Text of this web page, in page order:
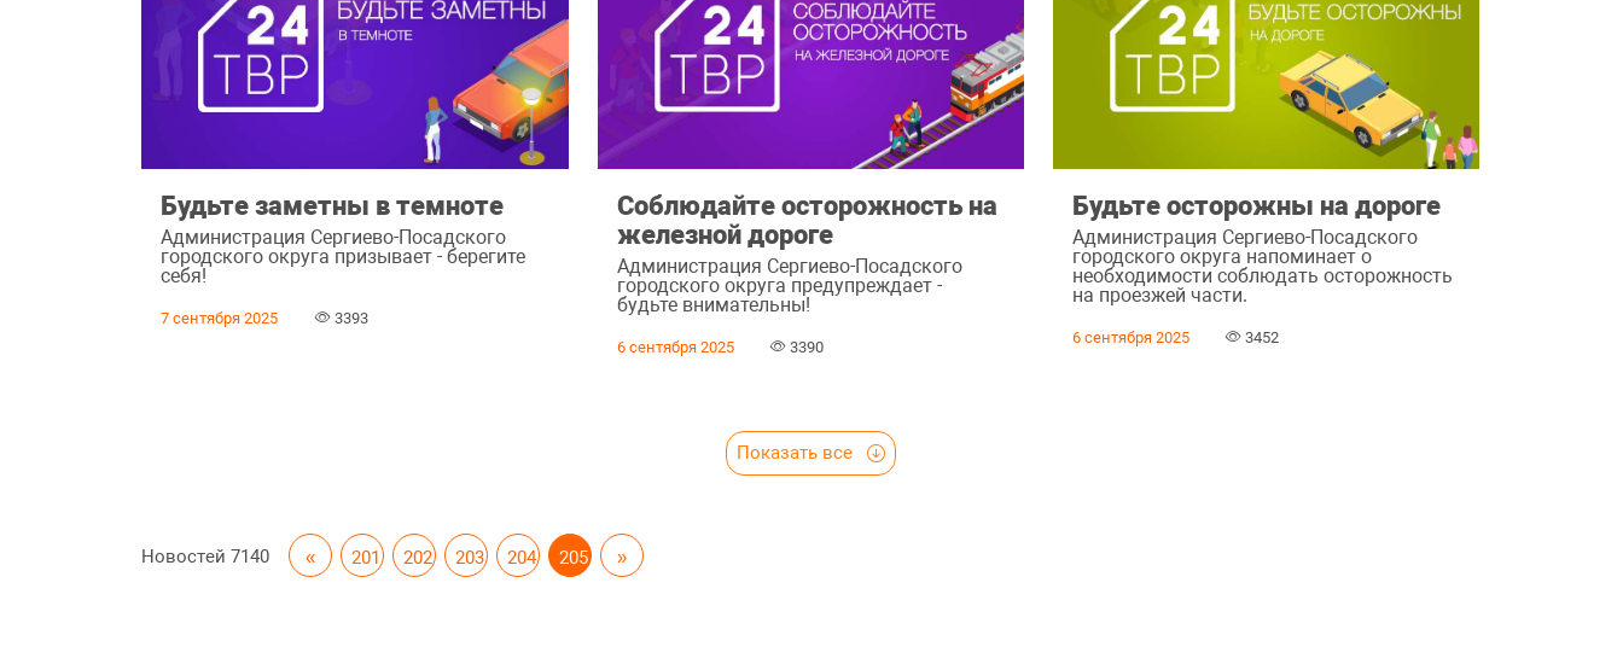
Будьте заметны в темноте
Администрация Сергиево-Посадского
городского округа призывает - берегите
себя!
7 сентября 2025 3393
Соблюдайте осторожность на
железной дороге
Администрация Сергиево-Посадского
городского округа предупреждает -
будьте внимательны!
6 сентября 2025 3390
Будьте осторожны на дороге
Администрация Сергиево-Посадского
городского округа напоминает о
необходимости соблюдать осторожность
на проезжей части.
6 сентября 2025 3452
Показать все
Новостей7140 « 201 202 203 204 205 »